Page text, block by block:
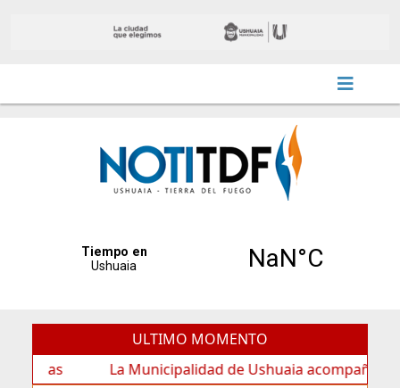
ULTIMO MOMENTO
La Municipalidad de Ushuaia acompañó los